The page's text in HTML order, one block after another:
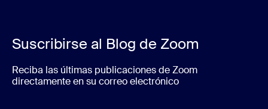
Suscribirse al Blog de Zoom
Reciba las últimas publicaciones de Zoom
directamente en su correo electrónico